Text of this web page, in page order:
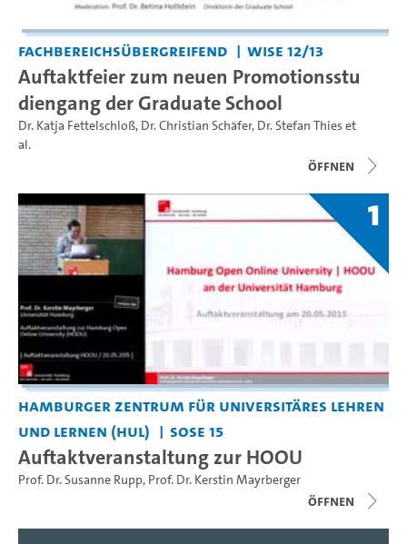
Fachbereichsübergreifend WiSe 12/13
Auftaktfeier zum neuen Promotionsstu
diengang der Graduate School
Dr. Katja Fettelschloß, Dr. Christian Schäfer, Dr. Stefan Thieset
al.
Öffnen
1
Hamburger Zentrum für Universitäres Lehren
und Lernen (HUL)
SoSe 15
Auftaktveranstaltung zur HOOU
Prof. Dr. Susanne Rupp, Prof. Dr. Kerstin Mayrberger
Öffnen